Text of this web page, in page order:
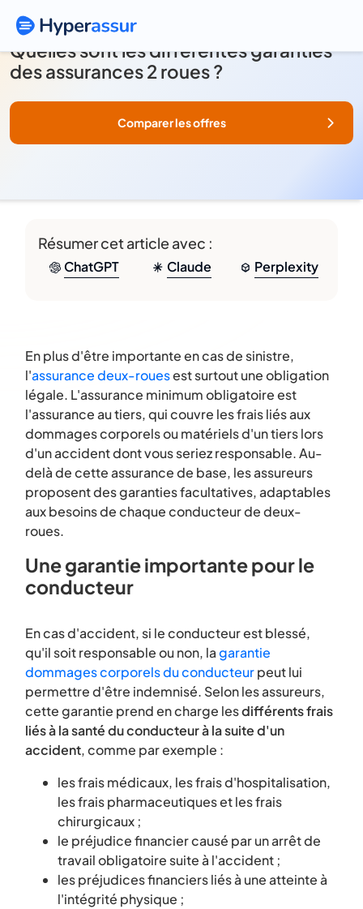
Quelles sont les différentes garanties
des assurances 2 roues ?
Comparer les offres
Résumer cet article avec :
ChatGPT Claude Perplexity
En plus d'être importante en cas de sinistre,
l'assurance deux-rouesest surtout une obligation
légale. L'assurance minimum obligatoire est
l'assurance au tiers, qui couvre les frais liés aux
dommages corporels ou matériels d'un tiers lors
d'un accident dont vous seriez responsable. Au-
delà de cette assurance de base, les assureurs
proposent des garanties facultatives, adaptables
aux besoins de chaque conducteur de deux-
roues.
Une garantie importante pour le
conducteur
En cas d'accident, si le conducteur est blessé,
qu'il soit responsable ou non, lagarantie
dommages corporels du conducteurpeut lui
permettre d'être indemnisé. Selon les assureurs,
cette garantie prend en charge lesdifférents frais
liés à la santé du conducteur à la suite d'un
accident, comme par exemple :
les frais médicaux, les frais d'hospitalisation,
les frais pharmaceutiques et les frais
chirurgicaux ;
le préjudice financier causé par un arrêt de
travail obligatoire suite à l'accident ;
les préjudices financiers liés à une atteinte à
l'intégrité physique ;